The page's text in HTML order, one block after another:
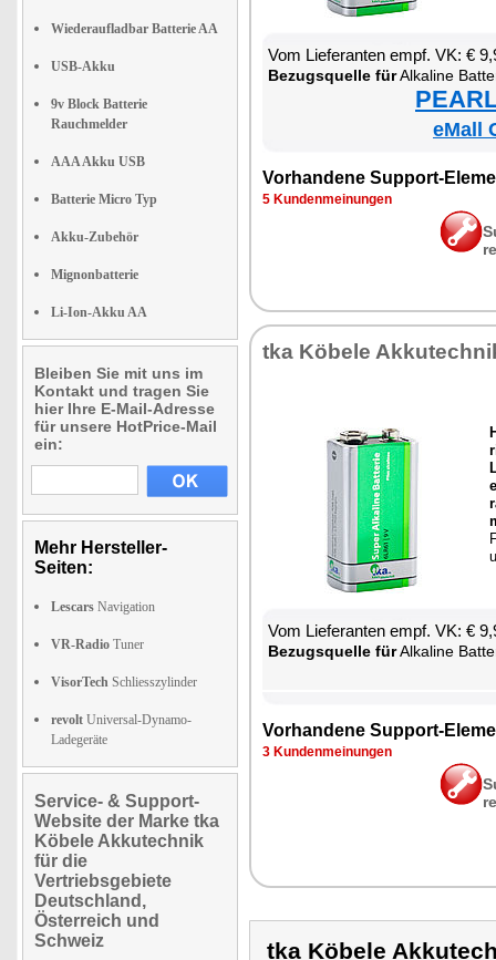
Wiederaufladbar Batterie AA
USB-Akku
9v Block Batterie
Rauchmelder
AAA Akku USB
Batterie Micro Typ
Akku-Zubehör
Mignonbatterie
Li-Ion-Akku AA
Bleiben Sie mit uns im
Kontakt und tragen Sie
hier Ihre E-Mail-Adresse
für unsere HotPrice-Mail
ein:
Mehr Hersteller-
Seiten:
Lescars Navigation
VR-Radio Tuner
VisorTech Schliesszylinder
revolt Universal-Dynamo-
Ladegeräte
Service- & Support-
Website der Marke tka
Köbele Akkutechnik
für die
Vertriebsgebiete
Deutschland,
Österreich und
Schweiz
Vom Lie­fe­ran­ten empf. VK: €
Be­zugs­quel­le fürAl­ka­li­ne
eMall
Vor­han­de­ne Sup­port-
5 Kun­den­mei­nun­gen
tka Kö­be­le
Vom Lie­fe­ran­ten empf. VK: €
Be­zugs­quel­le fürAl­ka­li­ne
Vor­han­de­ne Sup­port-
3 Kun­den­mei­nun­gen
tka Köbele